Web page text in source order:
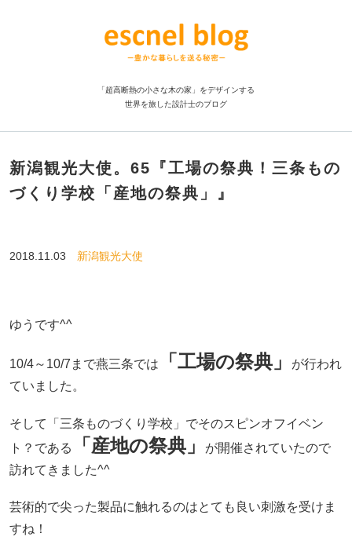
「超高断熱の小さな木の家」をデザインする
世界を旅した設計士のブログ
新潟観光大使。65『工場の祭典！三条もの
づくり学校「産地の祭典」』
2018.11.03 新潟観光大使
ゆうです^^
10/4～10/7まで燕三条では 「工場の祭典」
が行われ
ていました。
そして「三条ものづくり学校」でそのスピンオフイベン
ト？である
「産地の祭典」
が開催されていたので
訪れてきました^^
芸術的で尖った製品に触れるのはとても良い刺激を受けま
すね！